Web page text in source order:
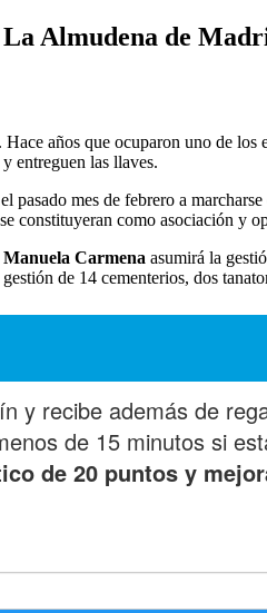
La Almudena de
años que ocuparon uno de
entreguen las llaves.
mes de febrero a
constituyeran como asociación y
Manuela Carmena asumirá la
de 14 cementerios, dos